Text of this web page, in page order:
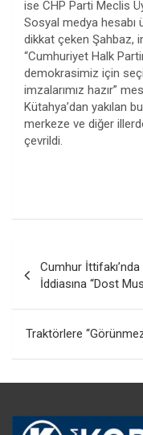
ise CHP Parti Meclis
Sosyal medya hesabı
dikkat çeken Şahbaz,
“Cumhuriyet Halk
demokrasimiz için
imzalarımız hazır”
Kütahya’dan yakılan
merkeze ve diğer
çevrildi.
gezinmesi
Cumhur İttifakı’nda
İddiasına “Dost
Traktörlere